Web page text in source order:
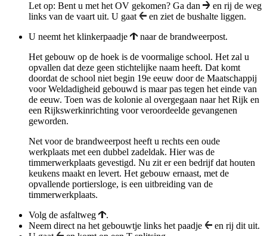
Let op: Bent u met het OV gekomen? Ga dan
en rij de weg
links van de vaart uit. U gaat
en ziet de bushalte liggen.
U neemt het klinkerpaadje
naar de brandweerpost.
Het gebouw op de hoek is de voormalige school. Het zal u
opvallen dat deze geen stichtelijke naam heeft. Dat komt
doordat de school niet begin 19e eeuw door de Maatschappij
voor Weldadigheid gebouwd is maar pas tegen het einde van
de eeuw. Toen was de kolonie al overgegaan naar het Rijk en
een Rijkswerkinrichting voor veroordeelde gevangenen
geworden.
Net voor de brandweerpost heeft u rechts een oude
werkplaats met een dubbel zadeldak. Hier was de
timmerwerkplaats gevestigd. Nu zit er een bedrijf dat houten
keukens maakt en levert. Het gebouw ernaast, met de
opvallende portiersloge, is een uitbreiding van de
timmerwerkplaats.
Volg de asfaltweg
.
Neem direct na het gebouwtje links het paadje
en rij dit uit.